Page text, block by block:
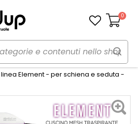
Carrello
0
interni e comfort
Element - per schiena e seduta -